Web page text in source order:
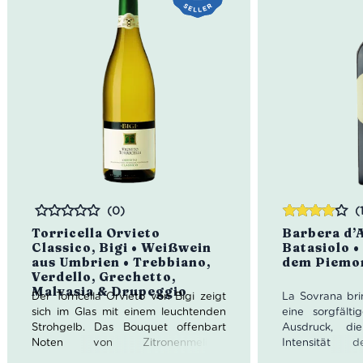
Torricella Orvieto
Classico, Bigi • Weißwein
aus Umbrien • Trebbiano,
Verdello, Grechetto,
Malvasia & Drupeggio
Bewertet
(0)
Der Torricella Orvieto von Bigi zeigt
sich im Glas mit einem leuchtenden
Strohgelb. Das Bouquet offenbart
Noten von Zitronenmelisse,
Barbera
Batasiolo
dem
La Sovrana
eine
Ausdruck,
Intensität
Bewertet
mit 4.00
von 5